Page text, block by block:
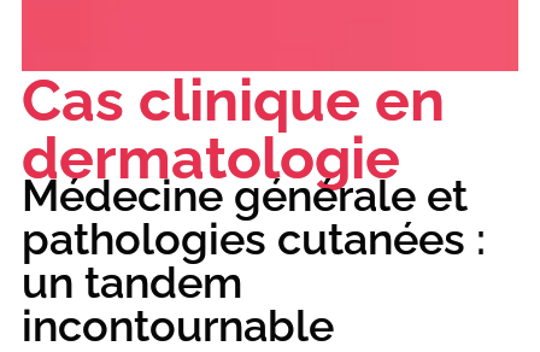
Cas clinique en
dermatologie
Médecine générale et
pathologies cutanées :
un tandem
incontournable